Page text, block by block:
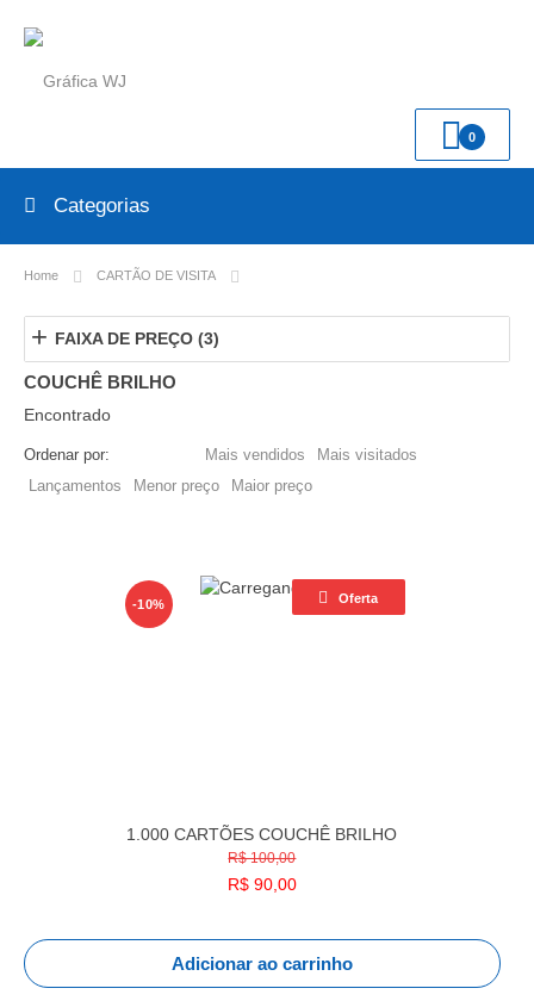
0
Categorias
Home CARTÃO DE VISITA
+ FAIXA DE PREÇO (3)
COUCHÊ BRILHO
Encontrado
Ordenar por: Mais vendidos
Mais visitados
Lançamentos
Menor preço Maior preço
Oferta
-10%
1.000 CARTÕES COUCHÊ BRILHO
R$ 100,00
R$ 90,00
Adicionar ao carrinho